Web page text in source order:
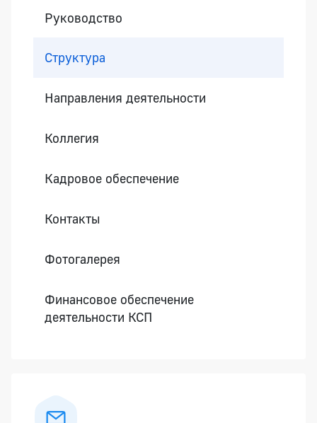
Руководство
Структура
Направления деятельности
Коллегия
Кадровое обеспечение
Контакты
Фотогалерея
Финансовое обеспечение
деятельности КСП